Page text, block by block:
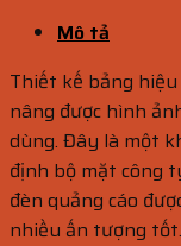
Mô tả
Thiết kế bảng
nâng được hình
dùng. Đây là một
định bộ mặt công
đèn quảng cáo
nhiều ấn tượng tốt.